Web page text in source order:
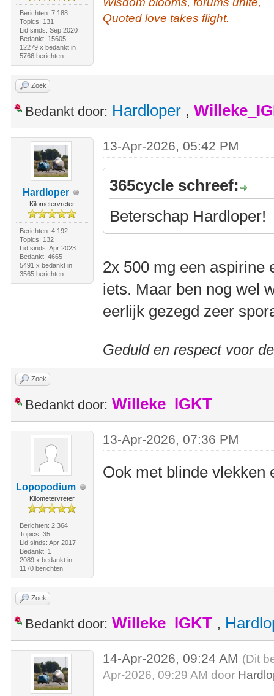
Berichten: 7.188
Topics: 131
Lid sinds: Sep 2020
Bedankt: 15605
12279 x bedankt in
5766 berichten
Quoted love takes flight.
Zoek
Bedankt door: Hardloper ,
Hardloper
Kilometervreter
Berichten: 4.192
Topics: 132
Lid sinds: Apr 2023
Bedankt: 4665
5491 x bedankt in
3565 berichten
13-Apr-2026, 05:42 PM
365cycle schreef:
Beterschap Hardloper!
2x 500 mg een aspirine
iets. Maar ben nog wel
eerlijk gezegd zeer
Geduld en respect voor
Zoek
Bedankt door: Willeke_IGKT
Lopopodium
Kilometervreter
Berichten: 2.364
Topics: 35
Lid sinds: Apr 2017
Bedankt: 1
2089 x bedankt in
1170 berichten
13-Apr-2026, 07:36 PM
Ook met blinde vlekken
Zoek
Bedankt door: Willeke_IGKT ,
14-Apr-2026, 09:24 AM (Dit
Apr-2026, 09:29 AM door